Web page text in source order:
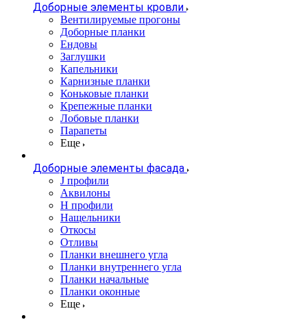
Доборные элементы кровли
Вентилируемые прогоны
Доборные планки
Ендовы
Заглушки
Капельники
Карнизные планки
Коньковые планки
Крепежные планки
Лобовые планки
Парапеты
Еще
Доборные элементы фасада
J профили
Аквилоны
Н профили
Нащельники
Откосы
Отливы
Планки внешнего угла
Планки внутреннего угла
Планки начальные
Планки оконные
Еще